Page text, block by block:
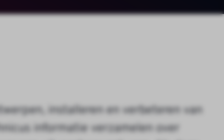
installeren en verbeteren van
informatie verzamelen over